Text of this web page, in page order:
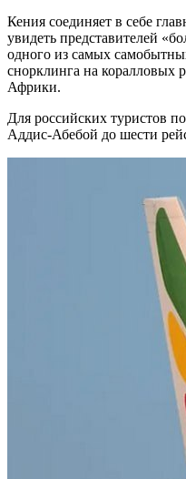
Кения соединяет в себе
увидеть представителей
одного из самых
снорклинга на коралловых
Африки.
Для российских туристов
Аддис-Абебой до шести